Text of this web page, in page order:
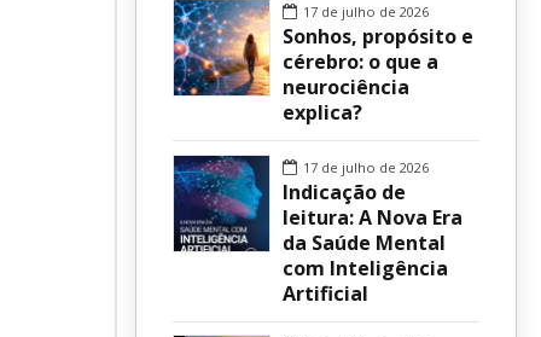
17 de julho de 2026
Sonhos, propósito e
cérebro: o que a
neurociência
explica?
17 de julho de 2026
Indicação de
leitura: A Nova Era
da Saúde Mental
com Inteligência
Artificial